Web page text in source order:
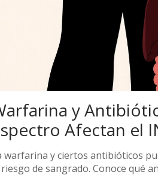
y
Afectan el
warfarina y ciertos antibióticos
de sangrado. Conoce qué